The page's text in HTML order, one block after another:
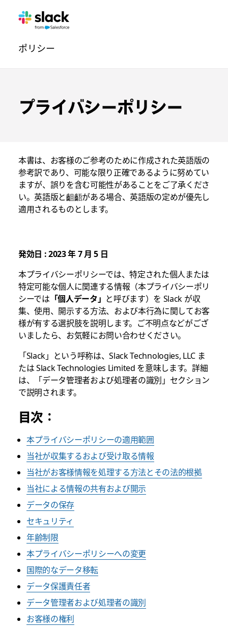
プライバシーポリシー
追
ポリシーペ
本書は、お客様のご参考のために作成された英語版の
参考訳であり、可能な限り正確であるように努めてい
ますが、誤りを含む可能性があることをご了承くださ
い。英語版と齟齬がある場合、英語版の定めが優先し
適用されるものとします。
発効日 : 2023 年 7 月 5 日
本プライバシーポリシーでは、特定された個人または
特定可能な個人に関連する情報（本プライバシーポリ
シーでは 「個人データ」 と呼びます）を Slack が収
集、使用、開示する方法、および本行為に関してお客
様が有する選択肢を説明します。ご不明点などがござ
いましたら、お気軽にお問い合わせください。
「Slack」という呼称は、Slack Technologies, LLC ま
たは Slack Technologies Limited を意味します。詳細
は、「データ管理者および処理者の識別」セクション
で説明されます。
目次：
本プライバシーポリシーの適用範囲
当社が収集するおよび受け取る情報
当社がお客様情報を処理する方法とその法的根拠
当社による情報の共有および開示
データの保存
セキュリティ
年齢制限
本プライバシーポリシーへの変更
国際的なデータ移転
データ保護責任者
データ管理者および処理者の識別
お客様の権利